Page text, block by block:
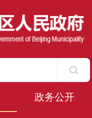
政务公开